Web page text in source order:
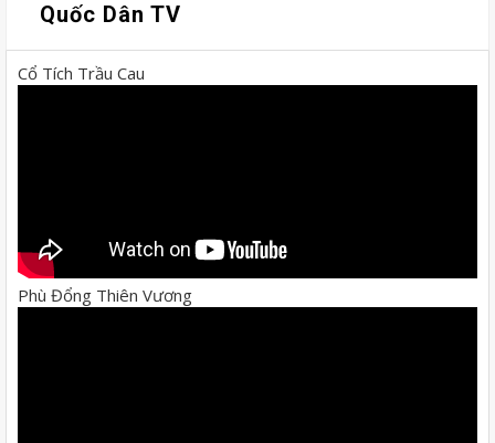
Quốc Dân TV
Cổ Tích Trầu Cau
Phù Đổng Thiên Vương